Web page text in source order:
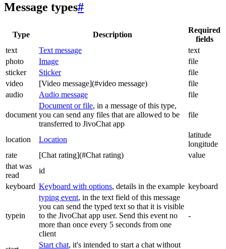
Message types#
Type Description
Required
fields
text
Text message
text
photo
Image
file
sticker
Sticker
file
video
[Video message](#video message)
file
audio
Audio message file
document
Document or file, in a message of this type,
you can send any files that are allowed to be
transferred to JivoChat app
file
location Location
latitude
longitude
rate
[Chat rating](#Chat rating)
value
that was
read
id
keyboard Keyboard with options, details in the example keyboard
typein
typing event, in the text field of this message
you can send the typed text so that it is visible
to the JivoChat app user. Send this event no
more than once every 5 seconds from one
client
-
Start chat, it's intended to start a chat without